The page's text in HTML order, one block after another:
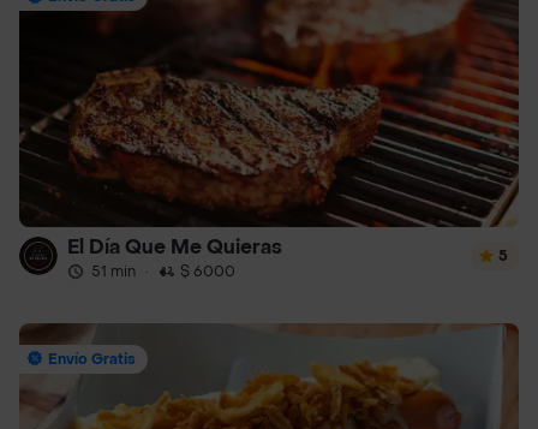
El Día Que Me Quieras
51 min · $ 6000
5
Envío Gratis